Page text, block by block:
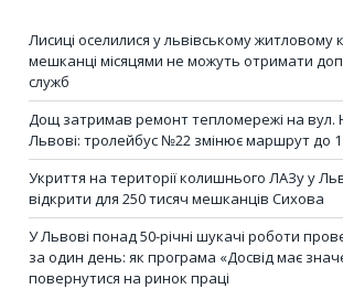
Лисиці оселилися у львівському житловому
мешканці місяцями не можуть отримати
служб
Дощ затримав ремонт тепломережі на вул.
Львові: тролейбус №22 змінює маршрут до
Укриття на території колишнього ЛАЗу у
відкрити для 250 тисяч мешканців Сихова
У Львові понад 50-річні шукачі роботи
за один день: як програма «Досвід має
повернутися на ринок праці